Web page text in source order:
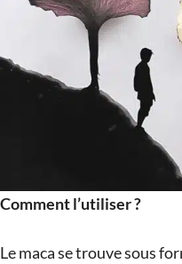
Comment l’utiliser ?
Le maca se trouve sous